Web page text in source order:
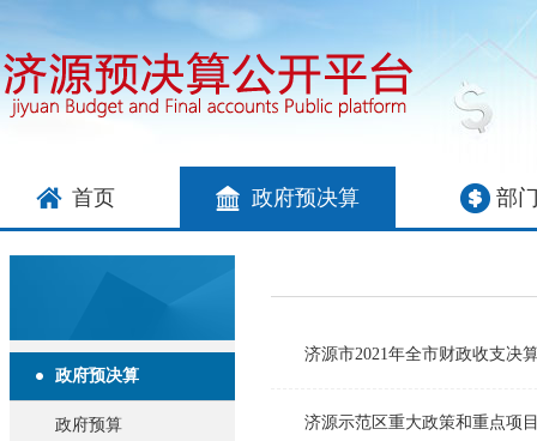
首页 政府预决算 部
政府预决算
政府预算
济源市2021年全市财政收支决
济源示范区重大政策和重点项